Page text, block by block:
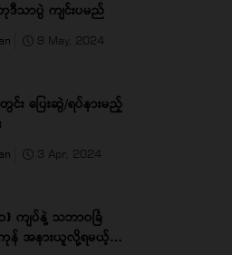
ဒီသာပွဲ ကျင်းပမည်
9 May, 2024
း ပြေးဆွဲ/ရပ်နားမည့်
3 Apr, 2024
) ကျပ်နဲ့ သဘာ၀ခြံ
န် အနားယူလို့ရမယ့်